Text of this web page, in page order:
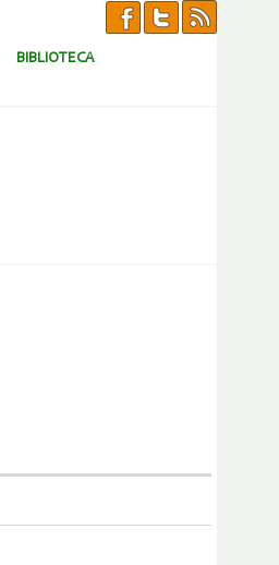
BIBLIOTECA